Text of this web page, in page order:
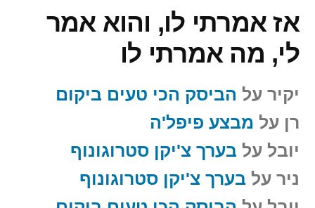
אז אמרתי לו, והוא אמר
לי, מה אמרתי לו
יקיר על הביסק הכי טעים ביקום
רן על מבצע פיפל'ה
יובל על בערך צ'יקן סטרוגונוף
ניר על בערך צ'יקן סטרוגונוף